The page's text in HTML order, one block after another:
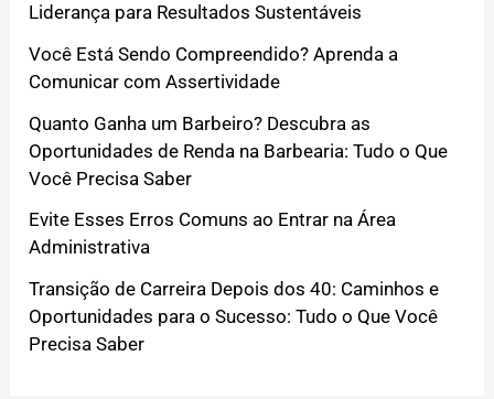
Liderança para Resultados Sustentáveis
Você Está Sendo Compreendido? Aprenda a
Comunicar com Assertividade
Quanto Ganha um Barbeiro? Descubra as
Oportunidades de Renda na Barbearia: Tudo o Que
Você Precisa Saber
Evite Esses Erros Comuns ao Entrar na Área
Administrativa
Transição de Carreira Depois dos 40: Caminhos e
Oportunidades para o Sucesso: Tudo o Que Você
Precisa Saber